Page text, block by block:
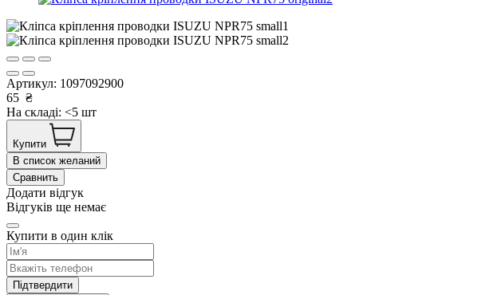
Артикул: 1097092900
65 ₴
На складі: <5 шт
Купити
В список желаний
Сравнить
Додати відгук
Відгуків ще немає
Купити в один клік
Підтвердити